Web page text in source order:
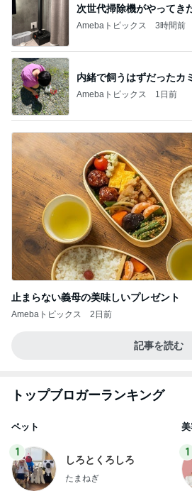
次世代掃除機がやってき
Amebaトピックス 3時間前
内緒で飼うはずだったカ
Amebaトピックス 1日前
止まらない義母の美味しいプレゼント
Amebaトピックス 2日前
記事を読む
トップブロガーランキング
ペット
1
しろとくろしろ
たまねぎ
1